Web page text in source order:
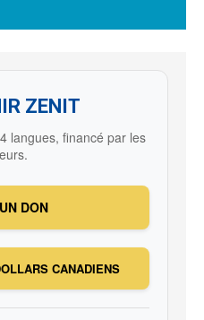
ZENIT
langues, financé par les
DON
CANADIENS